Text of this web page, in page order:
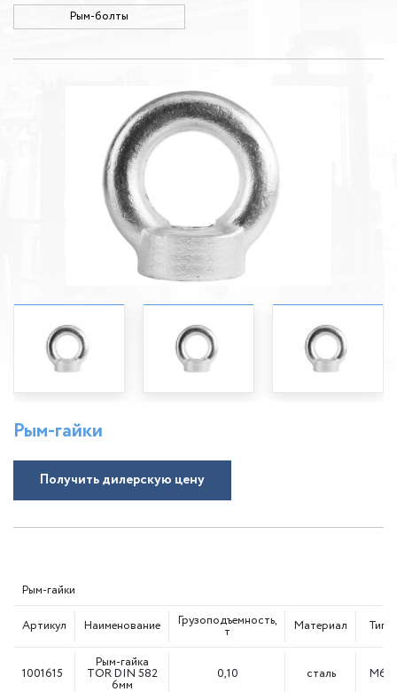
Рым-болты
Рым-гайки
Получить дилерскую цену
Рым-гайки
Артикул Наименование Грузоподъемность,
т Материал Тип
1001615
Рым-гайка
TOR DIN 582
6мм
0,10 сталь М6